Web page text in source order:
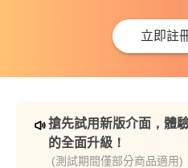
立即註
搶先試用新版介面，體
的全面升級！
(測試期間僅部分商品適用)